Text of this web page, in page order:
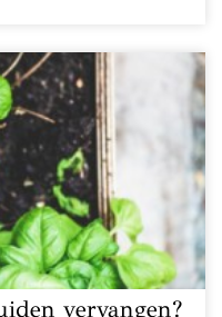
vervangen?